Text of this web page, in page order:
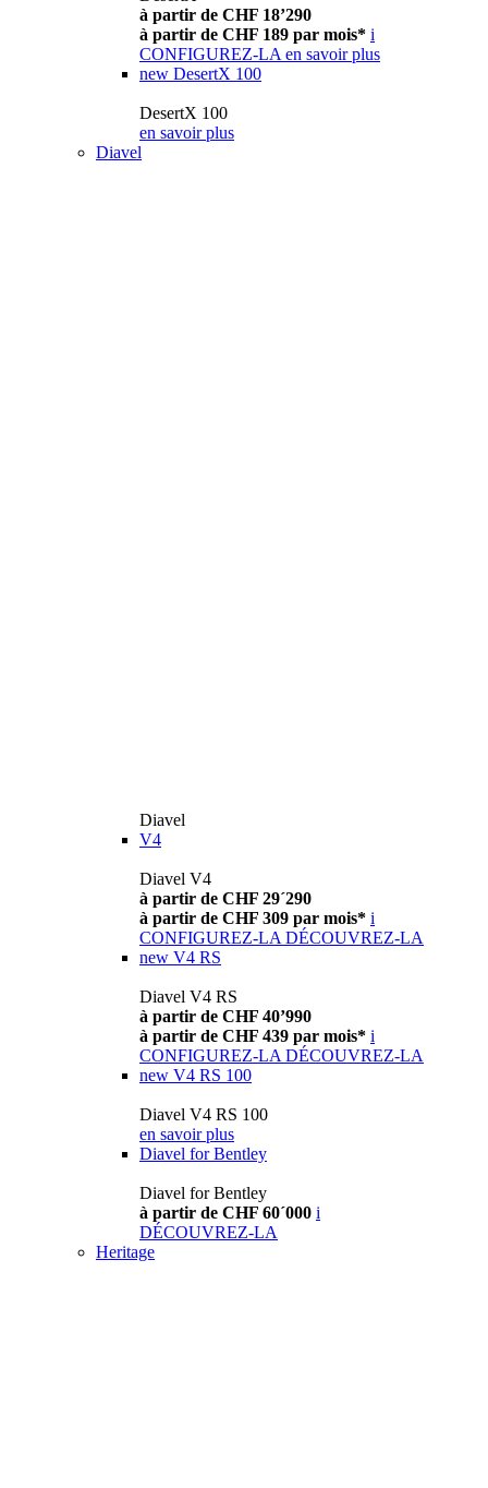
à partir de CHF 18’290
à partir de CHF 189 par mois* i
CONFIGUREZ-LA en savoir plus
new DesertX 100
DesertX 100
en savoir plus
Diavel
Diavel
V4
Diavel V4
à partir de CHF 29´290
à partir de CHF 309 par mois* i
CONFIGUREZ-LA DÉCOUVREZ-LA
new V4 RS
Diavel V4 RS
à partir de CHF 40’990
à partir de CHF 439 par mois* i
CONFIGUREZ-LA DÉCOUVREZ-LA
new V4 RS 100
Diavel V4 RS 100
en savoir plus
Diavel for Bentley
Diavel for Bentley
à partir de CHF 60´000 i
DÉCOUVREZ-LA
Heritage